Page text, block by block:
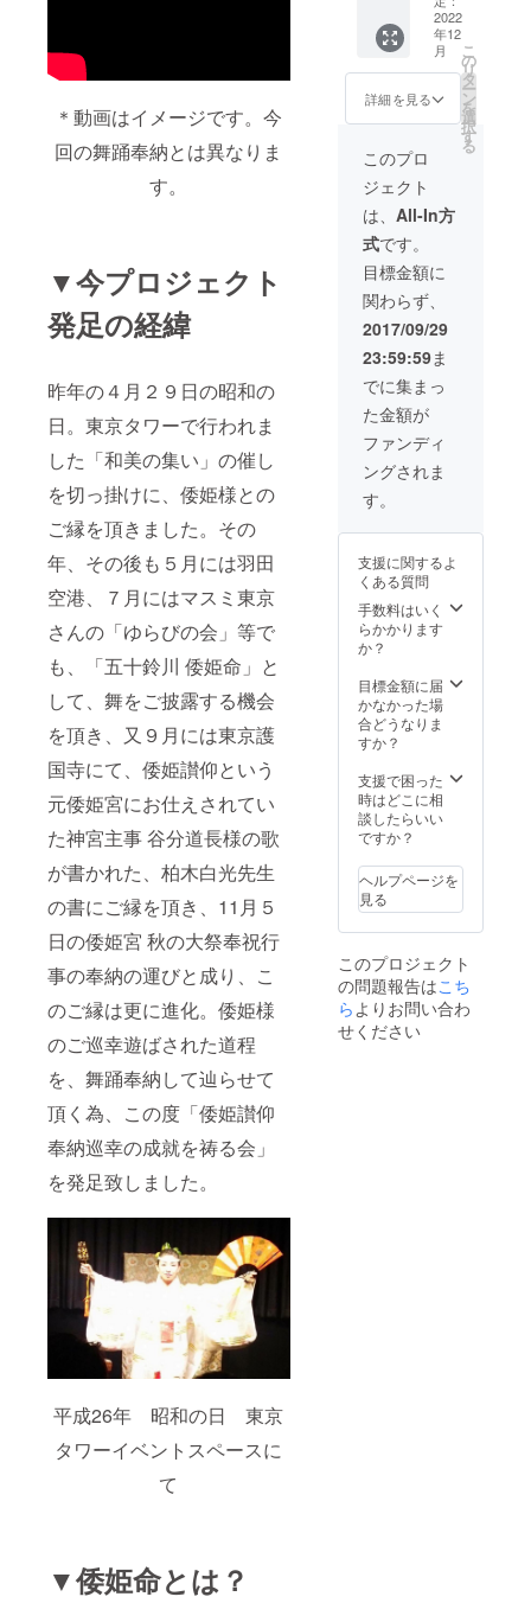
＊動画はイメージです。今
回の舞踊奉納とは異なりま
す。
▼今プロジェクト
発足の経緯
昨年の４月２９日の昭和の
日。東京タワーで行われま
した「和美の集い」の催し
を切っ掛けに、倭姫様との
ご縁を頂きました。その
年、その後も５月には羽田
空港、７月にはマスミ東京
さんの「ゆらびの会」等で
も、「五十鈴川 倭姫命」と
して、舞をご披露する機会
を頂き、又９月には東京護
国寺にて、倭姫讃仰という
元倭姫宮にお仕えされてい
た神宮主事 谷分道長様の歌
が書かれた、柏木白光先生
の書にご縁を頂き、11月５
日の倭姫宮 秋の大祭奉祝行
事の奉納の運びと成り、こ
のご縁は更に進化。倭姫様
のご巡幸遊ばされた道程
を、舞踊奉納して辿らせて
頂く為、この度「倭姫讃仰
奉納巡幸の成就を祷る会」
を発足致しました。
平成26年 昭和の日 東京
タワーイベントスペースに
て
▼倭姫命とは？
岸笹乃
雪、京
都 吉田
山荘、
竹茂
楼、瓢
喜、亀
岡 矢田
天満
宮、鳩
の森神
社、サ
ンフラ
ンシス
コ アジ
アン
アート
ミュー
ジア
ム、ワ
シント
ン ウィ
ラー
ド・コ
ンチネ
ル、ミ
リス 、
ニュー
ヨー
ク、シ
ンガ
ル、イ
タリア
ソロメ
オ音楽
せて頂
きま
す。 国
内外で
の各種
イベン
ト、外
国から
のお客
様のお
もてな
し、祝
賀会、
結婚式
など実
績多数
ござい
ます。
祝舞
実績一
例...目黒
雅叙
園、根
岸笹乃
雪、京
竹茂
喜、亀
岡 矢田
天満
宮、鳩
の森神
ンフラ
ンシス
コ アジ
アン
ミュー
ジア
ム、ワ
シント
ラー
ド・コ
ンチネ
ンタル
ル、ミ
ネアポ
リス 、
ニュー
ヨー
別途交
通費が
かかり
ます ＊
こちら
の商品
は実施
の日程
を相談
の上、
調整さ
せて頂
きま
す。
【研修
説明】
着物を
着てお
仕事を
される
女性対
象で
す。 心
技体の
三本柱
本文化
知識に
添っ
て、身
嗜み、
所作、
の研修
を行い
ます。
おもて
心を育
み、日
本文化
の伝承
ての人
材育成
を目指
しま
績一
例 高
知 土佐
御苑、
草津 ホ
2022
年12
月
詳細を見る
こ
の
リ
タ
ー
ン
を
選
択
す
る
このプロ
ジェクト
は、 All-In方
式です。
目標金額に
関わらず、
2017/09/29
23:59:59ま
でに集まっ
た金額が
ファンディ
ングされま
す。
支援に関するよ
くある質問
手数料はいく
らかかります
か？
目標金額に届
かなかった場
合どうなりま
すか？
支援で困った
時はどこに相
談したらいい
ですか？
ヘルプページを
見る
このプロジェクト
の問題報告はこち
らよりお問い合わ
せください